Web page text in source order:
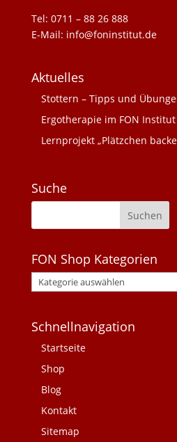
Tel: 0711 – 88 26 888
E-Mail: info@foninstitut.de
Aktuelles
Stottern – Tipps und
Ergotherapie im FON Institut
Lernprojekt „Plätzchen
Suche
FON Shop Kategorien
Schnellnavigation
Startseite
Shop
Blog
Kontakt
Sitemap